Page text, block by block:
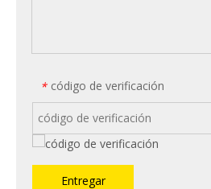
* código de verificación
Entregar